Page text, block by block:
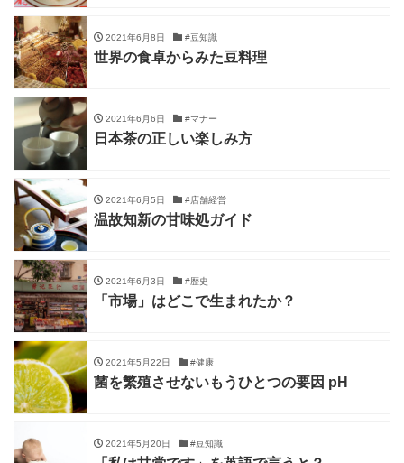
2021年6月8日 #豆知識
世界の食卓からみた豆料理
2021年6月6日 #マナー
日本茶の正しい楽しみ方
2021年6月5日 #店舗経営
温故知新の甘味処ガイド
2021年6月3日 #歴史
「市場」はどこで生まれたか？
2021年5月22日 #健康
菌を繁殖させないもうひとつの要因 pH
2021年5月20日 #豆知識